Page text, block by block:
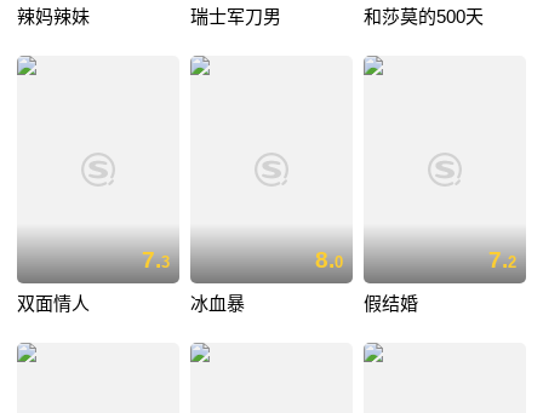
辣妈辣妹 瑞士军刀男 和莎莫的500天
7.3
双面情人
8.0
冰血暴
7.2
假结婚